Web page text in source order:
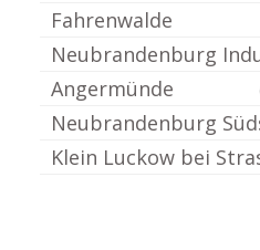
Fahrenwalde
Neubrandenburg
Angermünde
Neubrandenburg
Klein Luckow bei